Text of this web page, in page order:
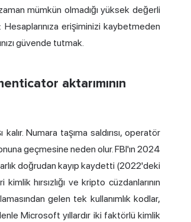
mümkün olmadığı yüksek değerli
erişiminizi kaybetmeden
güvende tutmak.
aktarımının
Numara taşıma saldırısı, operatör
geçmesine neden olur. FBI'ın 2024
doğrudan kayıp kaydetti (2022'deki
hırsızlığı ve kripto cüzdanlarının
gelen tek kullanımlık kodlar,
Microsoft yıllardır iki faktörlü kimlik